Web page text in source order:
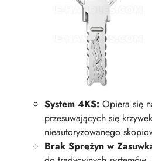
System 4KS: Opiera się
przesuwających się
nieautoryzowanego
Brak Sprężyn w